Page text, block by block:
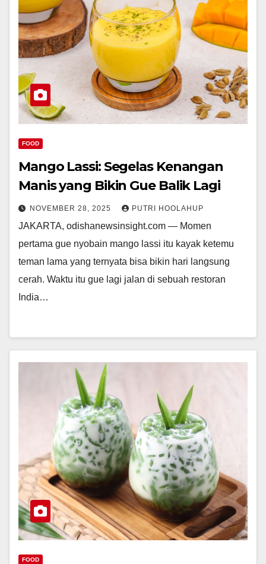
FOOD
Mango Lassi: Segelas Kenangan
Manis yang Bikin Gue Balik Lagi
NOVEMBER 28, 2025 PUTRI HOOLAHUP
JAKARTA, odishanewsinsight.com — Momen
pertama gue nyobain mango lassi itu kayak ketemu
teman lama yang ternyata bisa bikin hari langsung
cerah. Waktu itu gue lagi jalan di sebuah restoran
India…
FOOD